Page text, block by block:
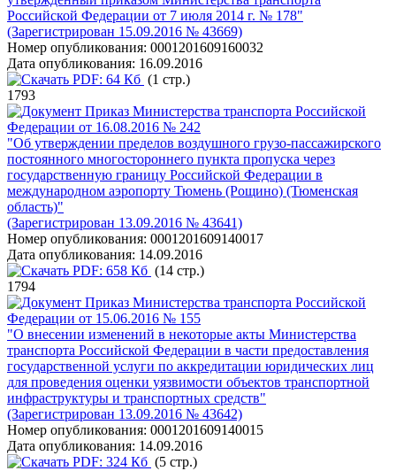
Российской Федерации от 7 июля 2014 г. № 178"
(Зарегистрирован 15.09.2016 № 43669)
Номер опубликования: 0001201609160032
Дата опубликования: 16.09.2016
PDF: 64 Кб (1 стр.)
1793
Приказ Министерства транспорта Российской
Федерации от 16.08.2016 № 242
"Об утверждении пределов воздушного грузо-пассажирского
постоянного многостороннего пункта пропуска через
государственную границу Российской Федерации в
международном аэропорту Тюмень (Рощино) (Тюменская
область)"
(Зарегистрирован 13.09.2016 № 43641)
Номер опубликования: 0001201609140017
Дата опубликования: 14.09.2016
PDF: 658 Кб (14 стр.)
1794
Приказ Министерства транспорта Российской
Федерации от 15.06.2016 № 155
"О внесении изменений в некоторые акты Министерства
транспорта Российской Федерации в части предоставления
государственной услуги по аккредитации юридических лиц
для проведения оценки уязвимости объектов транспортной
инфраструктуры и транспортных средств"
(Зарегистрирован 13.09.2016 № 43642)
Номер опубликования: 0001201609140015
Дата опубликования: 14.09.2016
PDF: 324 Кб (5 стр.)